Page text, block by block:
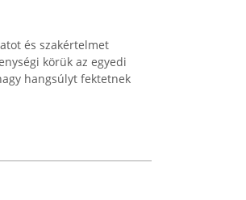
és szakértelmet
körük az egyedi
hangsúlyt fektetnek